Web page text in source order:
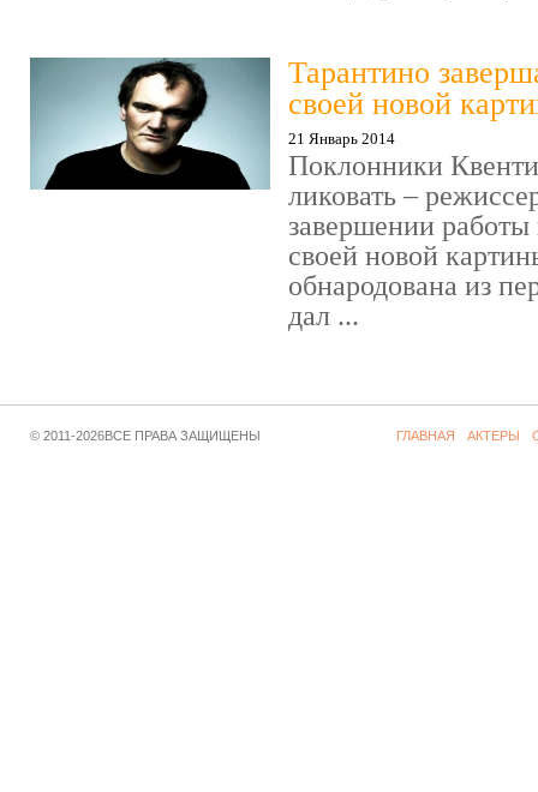
Тарантино
своей новой
21 Январь 2014
Поклонники
ликовать –
завершении
своей новой
обнародована из
дал ...
© 2011-2026ВСЕ ПРАВА ЗАЩИЩЕНЫ ГЛАВНАЯ АКТЕРЫ